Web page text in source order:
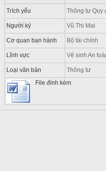
Trích yếu Thông tư Quy
Người ký Vũ Thị Mai
Cơ quan ban hành Bộ tài chính
Lĩnh vực Vệ sinh An
Loại văn bản
Thông tư
File đính kèm